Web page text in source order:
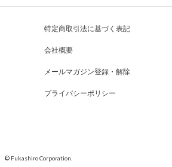
特定商取引法に基づく表記
会社概要
メールマガジン登録・解除
プライバシーポリシー
© Fukashiro Corporation.